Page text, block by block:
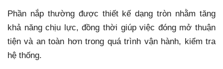
Phần nắp thường được thiết kế dạng tròn nhằm tăng
khả năng chịu lực, đồng thời giúp việc đóng mở thuận
tiện và an toàn hơn trong quá trình vận hành, kiểm tra
hệ thống.